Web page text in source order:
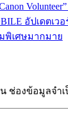
อัปเดตเ
พิเศษมากมาย
ช่องข้อมูลจำ